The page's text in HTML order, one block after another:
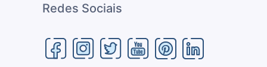
Redes Sociais